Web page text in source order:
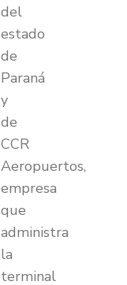
del
estado
de
Paraná
y
de
CCR
Aeropuertos,
empresa
que
administra
la
terminal